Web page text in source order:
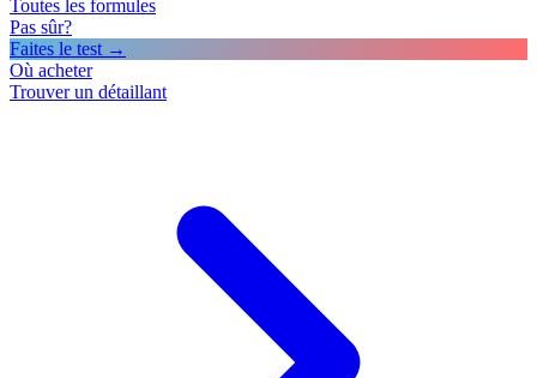
Toutes les formules
Pas sûr?
Faites le test →
Où acheter
Trouver un détaillant